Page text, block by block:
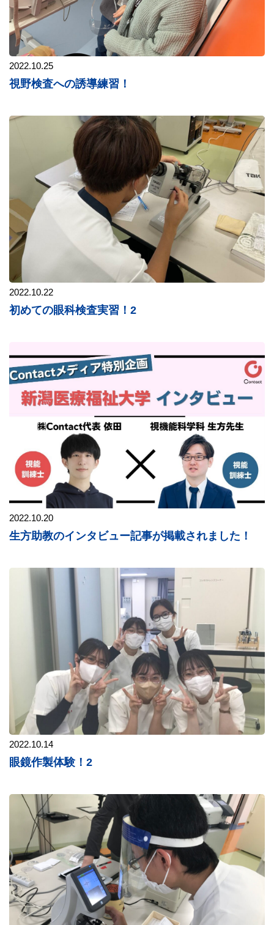
2022.10.25
視野検査への誘導練習！
2022.10.22
初めての眼科検査実習！2
2022.10.20
生方助教のインタビュー記事が掲載されました！
2022.10.14
眼鏡作製体験！2